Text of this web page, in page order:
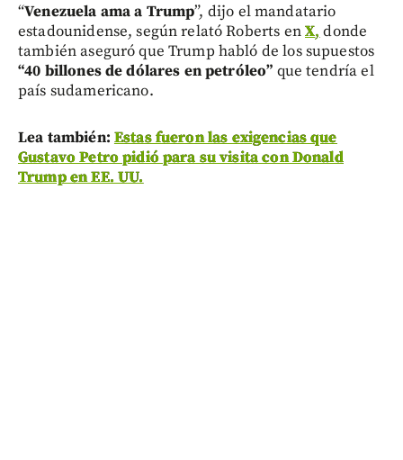
“Venezuela ama a Trump”, dijo el mandatario
estadounidense, según relató Roberts enX, donde
también aseguró que Trump habló de los supuestos
“40 billones de dólares en petróleo” que tendría el
país sudamericano.
Lea también: Estas fueron las exigencias que
Gustavo Petro pidió para su visita con Donald
Trump en EE. UU.